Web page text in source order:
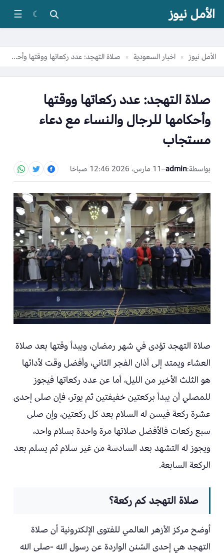
الأمل نيوز ☾
☰
الأمل نيوز » اخبار السعودية » صلاة التهجد: عدد ركعاتها ووقتها وأحكامها للرجال والنساء مع دعاء مستجاب
صلاة التهجد: عدد ركعاتها ووقتها
وأحكامها للرجال والنساء مع دعاء
مستجاب
بواسطة:admin
–11 مارس، 2026 12:46 صباحًا
صلاة التهجد تؤدى في شهر رمضان، ويبدأ وقتها بعد صلاة
العشاء ويمتد إلى أذان الفجر الثاني، وأفضل وقت لأدائها
هو الثلث الأخير من الليل، أما عن عدد ركعاتها فيجوز
للمصلي أن يبدأ بركعتين خفيفتين ثم يوتر، فإن صلى إحدى
عشرة ركعة فيسن له السلام بعد كل ركعتين، وإن صلى
سبع ركعات فالأفضل صلاتها مرة واحدة بسلام واحد،
ويجوز له التشهد بعد السادسة من غير سلام ثم يسلم بعد
الركعة السابعة.
صلاة التهجد كم ركعة؟
أوضح مركز الأزهر العالمي للفتوى الإلكترونية أن صلاة
التهجد هي إحدى السُنن الواردة عن رسول الله -صلى الله